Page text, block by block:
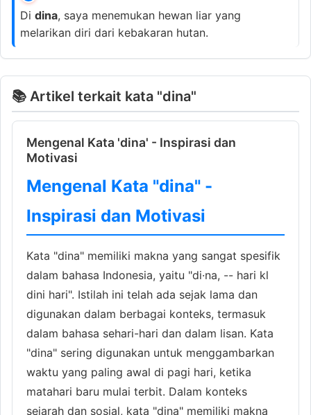
Di dina, saya menemukan hewan liar yang
melarikan diri dari kebakaran hutan.
📚 Artikel terkait kata "dina"
Mengenal Kata 'dina' - Inspirasi dan
Motivasi
Mengenal Kata "dina" -
Inspirasi dan Motivasi
Kata "dina" memiliki makna yang sangat spesifik
dalam bahasa Indonesia, yaitu "di·na, -- hari kl
dini hari". Istilah ini telah ada sejak lama dan
digunakan dalam berbagai konteks, termasuk
dalam bahasa sehari-hari dan dalam lisan. Kata
"dina" sering digunakan untuk menggambarkan
waktu yang paling awal di pagi hari, ketika
matahari baru mulai terbit. Dalam konteks
sejarah dan sosial, kata "dina" memiliki makna